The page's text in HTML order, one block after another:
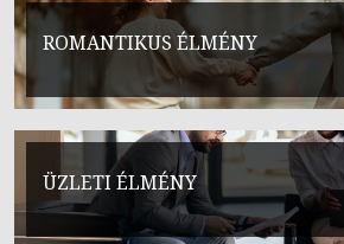
ROMANTIKUS ÉLMÉNY
ÜZLETI ÉLMÉNY